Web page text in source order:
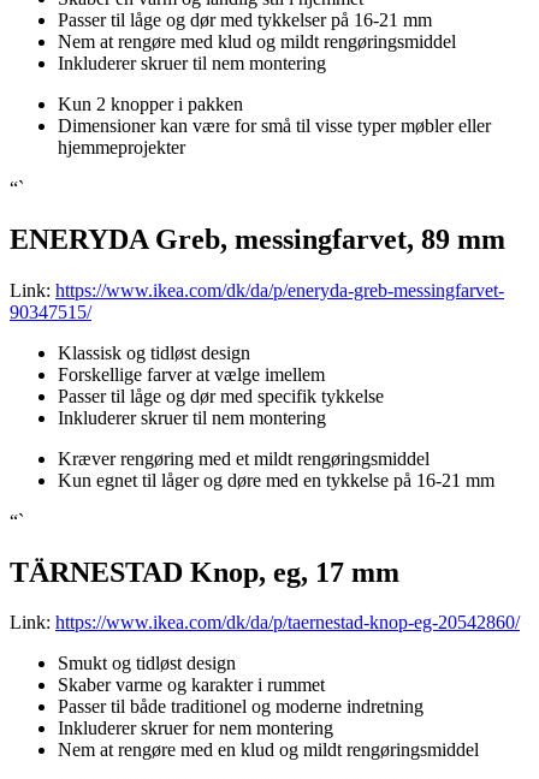
Passer til låge og dør med tykkelser på 16-21 mm
Nem at rengøre med klud og mildt rengøringsmiddel
Inkluderer skruer til nem montering
Kun 2 knopper i pakken
Dimensioner kan være for små til visse typer møbler eller
hjemmeprojekter
“`
ENERYDA Greb, messingfarvet, 89 mm
Link: https://www.ikea.com/dk/da/p/eneryda-greb-messingfarvet-
90347515/
Klassisk og tidløst design
Forskellige farver at vælge imellem
Passer til låge og dør med specifik tykkelse
Inkluderer skruer til nem montering
Kræver rengøring med et mildt rengøringsmiddel
Kun egnet til låger og døre med en tykkelse på 16-21 mm
“`
TÄRNESTAD Knop, eg, 17 mm
Link: https://www.ikea.com/dk/da/p/taernestad-knop-eg-20542860/
Smukt og tidløst design
Skaber varme og karakter i rummet
Passer til både traditionel og moderne indretning
Inkluderer skruer for nem montering
Nem at rengøre med en klud og mildt rengøringsmiddel